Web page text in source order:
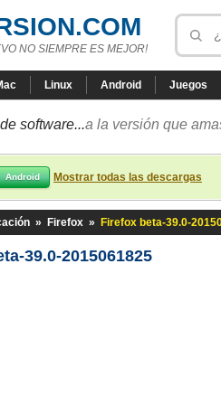
NO SIEMPRE ES MEJOR!
Linux Android Juegos
software...a la versión que
Android Mostrar todas las descargas
» Firefox » Firefox beta-39.0-
39.0-2015061825